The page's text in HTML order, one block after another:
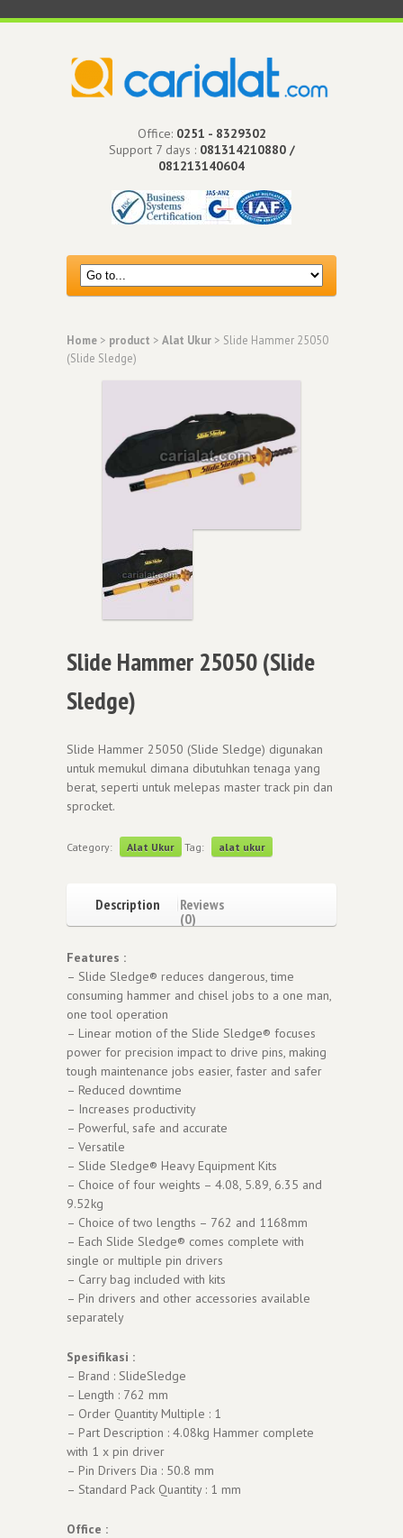
Office: 0251 - 8329302
Support 7 days : 081314210880 /
081213140604
Home > product > Alat Ukur > Slide Hammer 25050
(Slide Sledge)
Slide Hammer 25050 (Slide
Sledge)
Slide Hammer 25050 (Slide Sledge) digunakan
untuk memukul dimana dibutuhkan tenaga yang
berat, seperti untuk melepas master track pin dan
sprocket.
Category: Alat Ukur Tag: alat ukur
Description
Reviews
(0)
Features :
– Slide Sledge® reduces dangerous, time
consuming hammer and chisel jobs to a one man,
one tool operation
– Linear motion of the Slide Sledge® focuses
power for precision impact to drive pins, making
tough maintenance jobs easier, faster and safer
– Reduced downtime
– Increases productivity
– Powerful, safe and accurate
– Versatile
– Slide Sledge® Heavy Equipment Kits
– Choice of four weights – 4.08, 5.89, 6.35 and
9.52kg
– Choice of two lengths – 762 and 1168mm
– Each Slide Sledge® comes complete with
single or multiple pin drivers
– Carry bag included with kits
– Pin drivers and other accessories available
separately
Spesifikasi :
– Brand : SlideSledge
– Length : 762 mm
– Order Quantity Multiple : 1
– Part Description : 4.08kg Hammer complete
with 1 x pin driver
– Pin Drivers Dia : 50.8 mm
– Standard Pack Quantity : 1 mm
Office :